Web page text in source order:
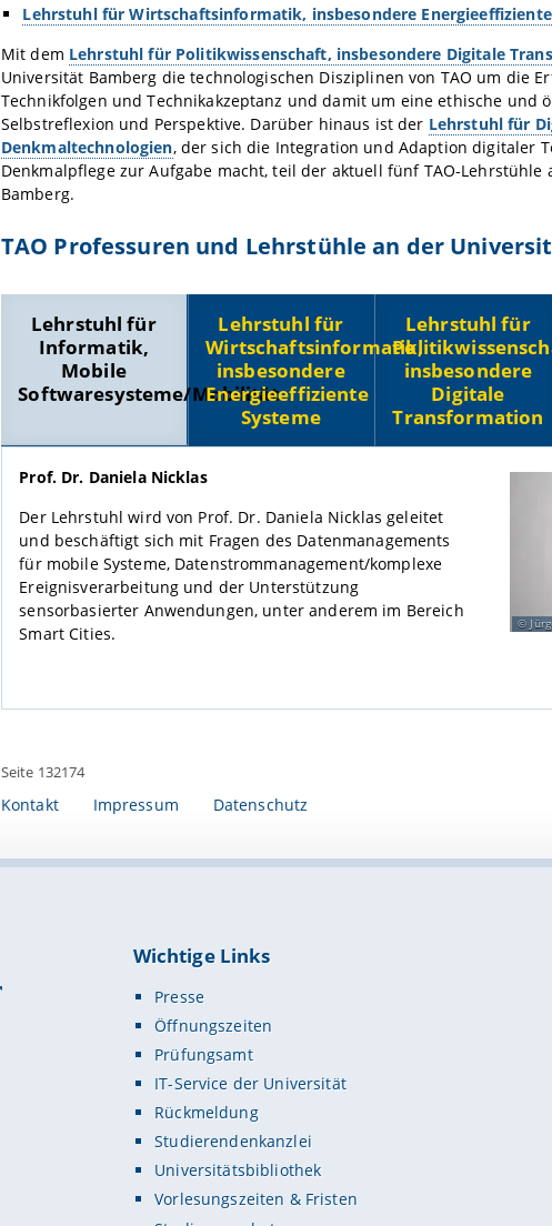
Lehrstuhl für Wirtschaftsinformatik, insbesondere
Mit dem Lehrstuhl für Politikwissenschaft, insbesondere Digitale
Universität Bamberg die technologischen Disziplinen von TAO um die
Technikfolgen und Technikakzeptanz und damit um eine ethische und
Selbstreflexion und Perspektive. Darüber hinaus ist der Lehrstuhl für
Denkmaltechnologien, der sich die Integration und Adaption digitaler
Denkmalpflege zur Aufgabe macht, teil der aktuell fünf TAO-Lehrstühle
Bamberg.
TAO Professuren und Lehrstühle an der
Lehrstuhl für
Informatik,
Mobile
Softwaresysteme/Mobilität
Lehrstuhl für
Wirtschaftsinformatik,
insbesondere
Energieeffiziente
Systeme
Lehrstuhl für
insbesondere
Digitale
Transformation
Prof. Dr. Daniela Nicklas
Der Lehrstuhl wird von Prof. Dr. Daniela Nicklas geleitet
und beschäftigt sich mit Fragen des Datenmanagements
für mobile Systeme, Datenstrommanagement/komplexe
Ereignisverarbeitung und der Unterstützung
sensorbasierter Anwendungen, unter anderem im Bereich
Smart Cities.
Seite 132174
Kontakt Impressum Datenschutz
Wichtige Links
Presse
Öffnungszeiten
Prüfungsamt
IT-Service der Universität
Rückmeldung
Studierendenkanzlei
Universitätsbibliothek
Vorlesungszeiten & Fristen